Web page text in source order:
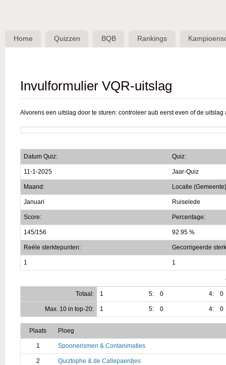
Belgische
QuizBond
Home Quizzen BQB Rankings
Invulformulier VQR-uitslag
Alvorens een uitslag door te sturen: controleer aub eerst even of de
Datum Quiz: Quiz:
11-1-2025 Jaar-Quiz
Maand: Locatie
Januari Ruiselede
Score: Percentage:
145/156 92.95 %
Reële sterktepunten: Gecorrigeerde
1 1
Totaal:
1 5: 0 4: 0
Max. 10 in top-20: 1 5: 0 4: 0
Plaats Ploeg
1 Spoonerismen & Contanimaties
2 Quiztophe & de Callepaerdjes